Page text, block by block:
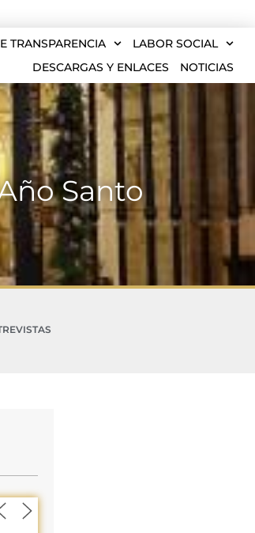
TRANSPARENCIA
LABOR SOCIAL
DESCARGAS Y ENLACES
NOTICIAS
Santo